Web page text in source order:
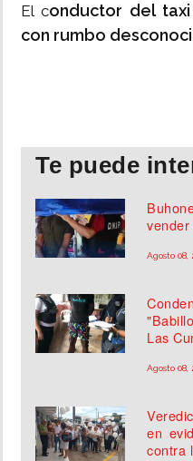
El conductor del
con rumbo
Te puede
Agosto 08,
Las
Agosto 08,
en
contra